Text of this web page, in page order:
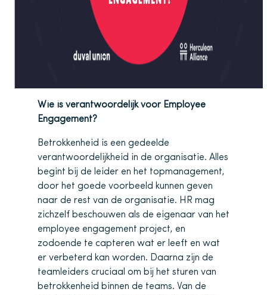
Wie is verantwoordelijk voor Employee
Engagement?
Betrokkenheid is een gedeelde
verantwoordelijkheid in de organisatie. Alles
begint bij de leider en het topmanagement,
door het goede voorbeeld kunnen geven
naar de rest van de organisatie. HR mag
zichzelf beschouwen als de eigenaar van het
employee engagement project, en
zodoende te capteren wat er leeft en wat
er verbeterd kan worden. Daarna zijn de
teamleiders cruciaal om bij het sturen van
betrokkenheid binnen de teams. Van de